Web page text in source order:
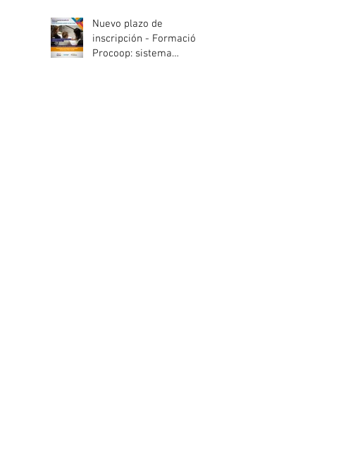
Nuevo plazo de
inscripción - Formación
Procoop: sistema